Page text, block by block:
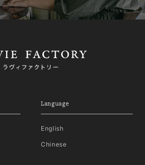
Language
English
Chinese